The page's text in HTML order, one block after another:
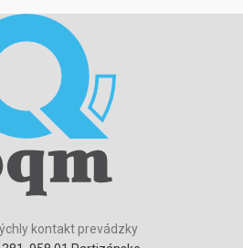
kontakt prevádzky